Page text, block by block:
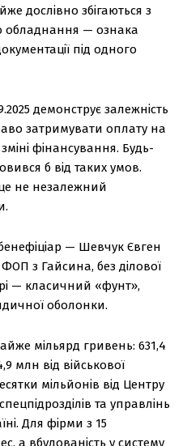
дослівно збігаються з
обладнання — ознака
під одного
демонструє залежність
затримувати оплату на
фінансування. Будь-
б від таких умов.
не незалежний
— Шевчук Євген
з Гайсина, без ділової
— класичний «фунт»,
оболонки.
мільярд гривень: 631,4
млн від військової
мільйонів від Центру
та управлінь
Для фірми з 15
а вбудованість у систему